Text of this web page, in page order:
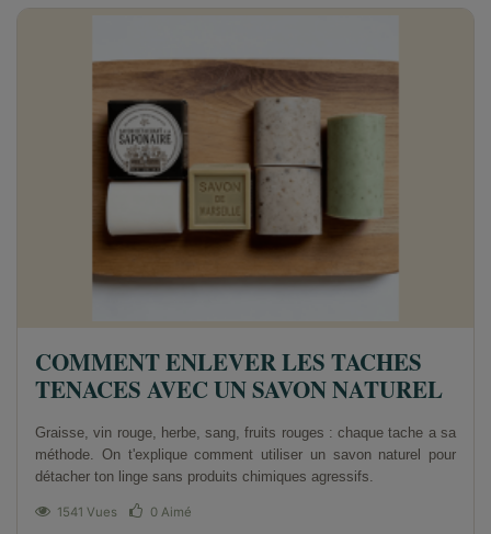
COMMENT ENLEVER LES TACHES
TENACES AVEC UN SAVON NATUREL
1541 Vues 0 Aimé
Graisse, vin rouge, herbe, sang, fruits rouges : chaque tache a sa
méthode. On t'explique comment utiliser un savon naturel pour
détacher ton linge sans produits chimiques agressifs.